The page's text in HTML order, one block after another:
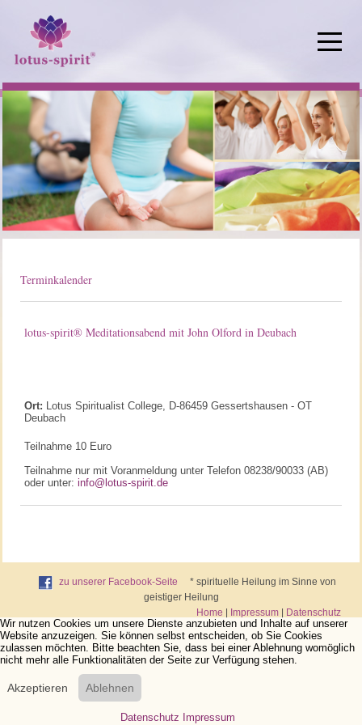
Off-
Terminkalender
lotus-spirit® Meditationsabend mit John Olford in Deubach
Ort: Lotus Spiritualist College, D-86459 Gessertshausen - OT
Deubach
Teilnahme 10 Euro
Teilnahme nur mit Voranmeldung unter Telefon 08238/90033 (AB)
oder unter: info@lotus-spirit.de
zu unserer Facebook-Seite * spirituelle Heilung im Sinne von
geistiger Heilung
Home | Impressum | Datenschutz
Wir nutzen Cookies um unsere Dienste anzubieten und Inhalte auf unserer
Website anzuzeigen. Sie können selbst entscheiden, ob Sie Cookies
zulassen möchten. Bitte beachten Sie, dass bei einer Ablehnung womöglich
nicht mehr alle Funktionalitäten der Seite zur Verfügung stehen.
Akzeptieren Ablehnen
Datenschutz Impressum